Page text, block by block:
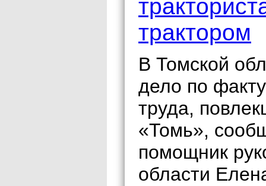
трактором
В Томской
дело по
труда,
«Томь»,
помощник
области